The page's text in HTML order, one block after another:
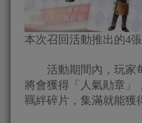
本次召回活動推出的4張
活動期間內，玩家每
將會獲得「人氣勛章」
羈絆碎片，集滿就能獲